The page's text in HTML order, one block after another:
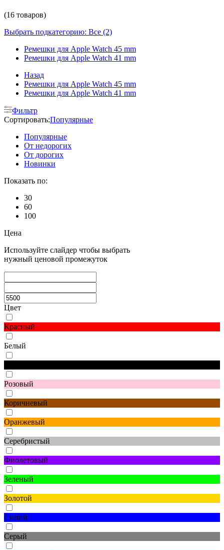
(16 товаров)
Выбрать подкатегорию: Все (2)
Ремешки для Apple Watch 45 mm
Ремешки для Apple Watch 41 mm
Назад
Ремешки для Apple Watch 45 mm
Ремешки для Apple Watch 41 mm
Фильтр
Сортировать:Популярные
Популярные
От недорогих
От дорогих
Новинки
Показать по:
30
60
100
Цена
Используйте слайдер чтобы выбрать
нужный ценовой промежуток
Цвет
Красный
Белый
Розовый
Коричневый
Оранжевый
Серебристый
Фиолетовый
Зеленый
Золотой
Синий
Серый